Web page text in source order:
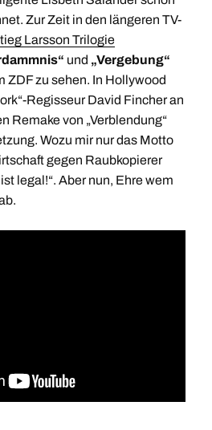
Zur Zeit in den längeren TV-
Larsson Trilogie
und „Vergebung“
ZDF zu sehen. In Hollywood
Regisseur David Fincher an
Remake von „Verblendung“
Wozu mir nur das Motto
gegen Raubkopierer
legal!“. Aber nun, Ehre wem